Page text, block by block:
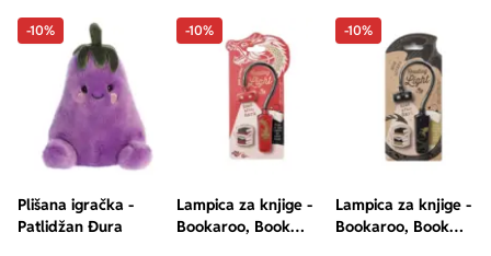
-10%
Plišana igračka -
Patlidžan Đura
-10%
Lampica za knjige -
Bookaroo, Book
-10%
Lampica za knjige -
Bookaroo, Book